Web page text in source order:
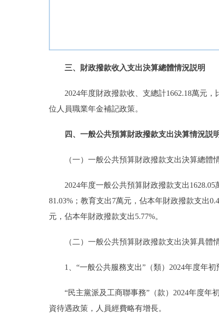
三、財政撥款收入支出決算總體情況説明
2024年度財政撥款收、支總計1662.18萬元
位人員職業年金補記政策。
四、一般公共預算財政撥款支出決算情況説
（一）一般公共預算財政撥款支出決算總體
2024年度一般公共預算財政撥款支出
81.03%；教育支出7萬元，佔本年財政撥款支出
元，佔本年財政撥款支出5.77%。
（二）一般公共預算財政撥款支出決算具體
1、“一般公共服務支出”（類）2024年度年
“民主黨派及工商聯事務”（款）2024年度年
資待遇政策，人員經費略有增長。